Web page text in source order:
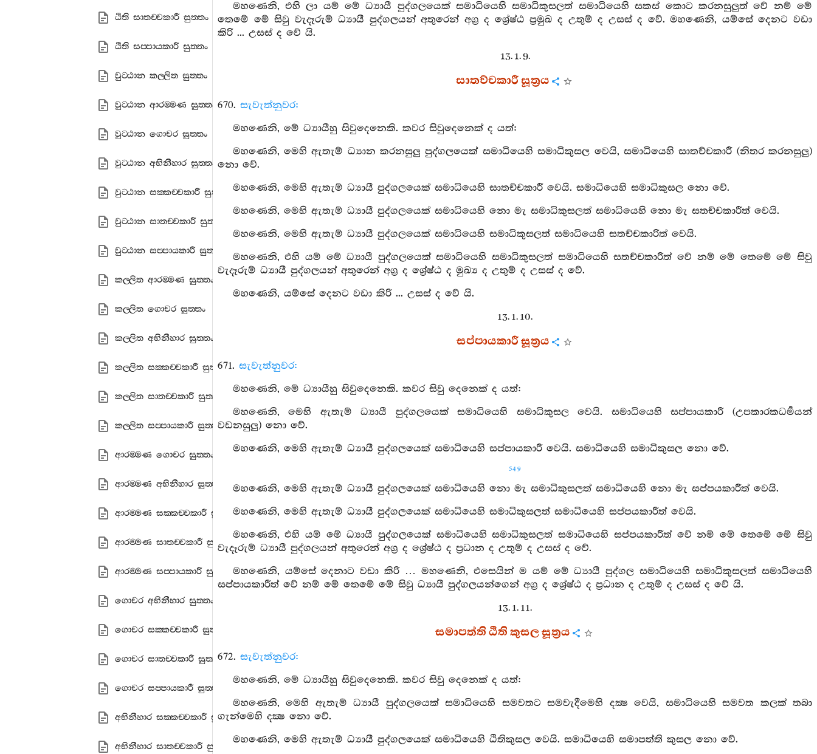
ඨිති සාතච‍්චකාරී සුත‍්තං
ඨිති සප‍්පායකාරී සුත‍්තං
වුට‍්ඨාන කල‍්ලිත සුත‍්තං
වුට‍්ඨාන ආරම‍්මණ සුත‍්තං
වුට‍්ඨාන ගොචර සුත‍්තං
වුට‍්ඨාන අභිනීහාර සුත‍්තං
වුට‍්ඨාන සක‍්කච‍්චකාරී සුත‍්තං
වුට‍්ඨාන සාතච‍්චකාරී සුත‍්තං
වුට‍්ඨාන සප‍්පායකාරී සුත‍්තං
කල‍්ලිත ආරම‍්මණ සුත‍්තං
කල‍්ලිත ගොචර සුත‍්තං
කල‍්ලිත අභිනීහාර සුත‍්තං
කල‍්ලිත සක‍්කච‍්චකාරී සුත‍්තං
කල‍්ලිත සාතච‍්චකාරී සුත‍්තං
කල‍්ලිත සප‍්පායකාරී සුත‍්තං
ආරම‍්මණ ගොචර සුත‍්තං
ආරම‍්මණ අභිනීහාර සුත‍්තං
ආරම‍්මණ සක‍්කච‍්චකාරී සුත‍්තං
ආරම‍්මණ සාතච‍්චකාරී සුත‍්තං
ආරම‍්මණ සප‍්පායකාරී සුත‍්තං
ගොචර අභිනීහාර සුත‍්තං
ගොචර සක‍්කච‍්චකාරී සුත‍්තං
ගොචර සාතච‍්චකාරී සුත‍්තං
ගොචර සප‍්පායකාරී සුත‍්තං
අභිනීහාර සක‍්කච‍්චකාරී සුත‍්තං
අභිනීහාර සාතච‍්චකාරී සුත‍්තං
මහණෙනි, එහි ලා යම් මේ ධ්‍යායී පුද්ගලයෙක් සමාධියෙහි සමාධිකුසලත් සමාධියෙහි සකස් කොට කරනසුලුත් වේ නම් මේ
තෙමේ මේ සිවු වැදෑරුම් ධ්‍යායී පුද්ගලයන් අතුරෙන් අග්‍ර ද ශ්‍රේෂ්ඨ ප්‍රමුඛ ද උතුම් ද උසස් ද වේ. මහණෙනි, යම්සේ දෙනට වඩා
කිරි ... උසස් ද වේ යි.
13. 1. 9.
සාතච්චකාරී සූත්‍රය
670. සැවැත්නුවර:
මහණෙනි, මේ ධ්‍යායීහු සිවුදෙනෙකි. කවර සිවුදෙනෙක් ද යත්:
මහණෙනි, මෙහි ඇතැම් ධ්‍යාන කරනසුලු පුද්ගලයෙක් සමාධියෙහි සමාධිකුසල වෙයි, සමාධියෙහි සාතච්චකාරී (නිතර කරනසුලු)
නො වේ.
මහණෙනි, මෙහි ඇතැම් ධ්‍යායී පුද්ගලයෙක් සමාධියෙහි සාතච්චකාරී වෙයි. සමාධියෙහි සමාධිකුසල නො වේ.
මහණෙනි, මෙහි ඇතැම් ධ්‍යායී පුද්ගලයෙක් සමාධියෙහි නො මැ සමාධිකුසලත් සමාධියෙහි නො මැ සතච්චකාරීත් වෙයි.
මහණෙනි, මෙහි ඇතැම් ධ්‍යායී පුද්ගලයෙක් සමාධියෙහි සමාධිකුසලත් සමාධියෙහි සතච්චකාරිත් වෙයි.
මහණෙනි, එහි යම් මේ ධ්‍යායී පුද්ගලයෙක් සමාධියෙහි සමාධිකුසලත් සමාධියෙහි සතච්චකාරීත් වේ නම් මේ තෙමේ මේ සිවු
වැදෑරුම් ධ්‍යායී පුද්ගලයන් අතුරෙන් අග්‍ර ද ශ්‍රේෂ්ඨ ද මුඛ්‍ය ද උතුම් ද උසස් ද වේ.
මහණෙනි, යම්සේ දෙනට වඩා කිරි ... උසස් ද වේ යි.
13. 1. 10.
සප්පායකාරී සූත්‍රය
671. සැවැත්නුවර:
මහණෙනි, මේ ධ්‍යායීහු සිවුදෙනෙකි. කවර සිවු දෙනෙක් ද යත්:
මහණෙනි, මෙහි ඇතැම් ධ්‍යායී පුද්ගලයෙක් සමාධියෙහි සමාධිකුසල වෙයි. සමාධියෙහි සප්පායකාරී (උපකාරකධර්‍මයන්
වඩනසුලු) නො වේ.
මහණෙනි, මෙහි ඇතැම් ධ්‍යායී පුද්ගලයෙක් සමාධියෙහි සප්පායකාරී වෙයි. සමාධියෙහි සමාධිකුසල නො වේ.
549
මහණෙනි, මෙහි ඇතැම් ධ්‍යායී පුද්ගලයෙක් සමාධියෙහි නො මැ සමාධිකුසලත් සමාධියෙහි නො මැ සප්පයකාරීත් වෙයි.
මහණෙනි, මෙහි ඇතැම් ධ්‍යායී පුද්ගලයෙක් සමාධියෙහි සමාධිකුසලත් සමාධියෙහි සප්පයකාරීත් වෙයි.
මහණෙනි, එහි යම් මේ ධ්‍යායී පුද්ගලයෙක් සමාධියෙහි සමාධිකුසලත් සමාධියෙහි සප්පයකාරීත් වේ නම් මේ තෙමේ මේ සිවු
වැදෑරුම් ධ්‍යායී පුද්ගලයන් අතුරෙන් අග්‍ර ද ශ්‍රේෂ්ඨ ද ප්‍රධාන ද උතුම් ද උසස් ද වේ.
මහණෙනි, යම්සේ දෙනාට වඩා කිරි … මහණෙනි, එසෙයින් ම යම් මේ ධ්‍යායී පුද්ගල සමාධියෙහි සමාධිකුසලත් සමාධියෙහි
සප්පායකාරීත් වේ නම් මේ තෙමේ මේ සිවු ධ්‍යායී පුද්ගලයන්ගෙන් අග්‍ර ද ශ්‍රේෂ්ඨ ද ප්‍රධාන ද උතුම් ද උසස් ද වේ යි.
13. 1. 11.
සමාපත්ති ඨිති කුසල සූත්‍රය
672. සැවැත්නුවර:
මහණෙනි, මේ ධ්‍යායීහු සිවුදෙනෙකි. කවර සිවු දෙනෙක් ද යත්:
මහණෙනි, මෙහි ඇතැම් ධ්‍යායී පුද්ගලයෙක් සමාධියෙහි සමවතට සමවැදීමෙහි දක්‍ෂ වෙයි, සමාධියෙහි සමවත කලක් තබා
ගැන්මෙහි දක්‍ෂ නො වේ.
මහණෙනි, මෙහි ඇතැම් ධ්‍යායී පුද්ගලයෙක් සමාධියෙහි ඨිතිකුසල වෙයි. සමාධියෙහි සමාපත්ති කුසල නො වේ.